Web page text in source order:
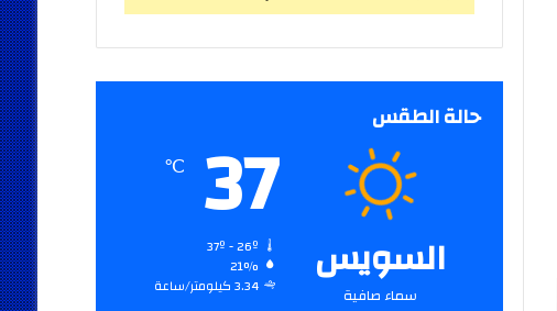
حالة الطقس
السويس
سماء صافية
37
℃
21%
3.34 كيلومتر/ساعة